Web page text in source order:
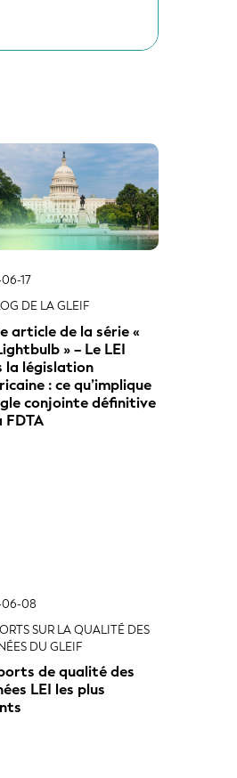
DU GLEIF
de qualité des
LEI les plus